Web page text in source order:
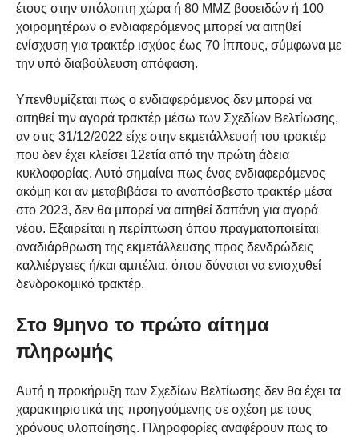
έτους στην υπόλοιπη χώρα ή 80 ΜΜΖ βοοειδών ή 100
χοιροµητέρων ο ενδιαφερόµενος µπορεί να αιτηθεί
ενίσχυση για τρακτέρ ισχύος έως 70 ίππους, σύµφωνα µε
την υπό διαβούλευση απόφαση.
Υπενθυµίζεται πως ο ενδιαφερόµενος δεν µπορεί να
αιτηθεί την αγορά τρακτέρ µέσω των Σχεδίων Βελτίωσης,
αν στις 31/12/2022 είχε στην εκµετάλλευσή του τρακτέρ
που δεν έχει κλείσει 12ετία από την πρώτη άδεια
κυκλοφορίας. Αυτό σηµαίνει πως ένας ενδιαφερόµενος
ακόµη και αν µεταβιβάσει το αναπόσβεστο τρακτέρ µέσα
στο 2023, δεν θα µπορεί να αιτηθεί δαπάνη για αγορά
νέου. Εξαιρείται η περίπτωση όπου πραγµατοποιείται
αναδιάρθρωση της εκµετάλλευσης προς δενδρώδεις
καλλιέργειες ή/και αµπέλια, όπου δύναται να ενισχυθεί
δενδροκοµικό τρακτέρ.
Στο 9µηνο το πρώτο αίτηµα
πληρωµής
Αυτή η προκήρυξη των Σχεδίων Βελτίωσης δεν θα έχει τα
χαρακτηριστικά της προηγούµενης σε σχέση µε τους
χρόνους υλοποίησης. Πληροφορίες αναφέρουν πως το